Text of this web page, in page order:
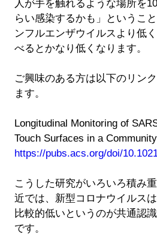
人が手を触れるような場所を
らい感染するかも」というこ
ンフルエンザウイルスより低
べるとかなり低くなります。
ご興味のある方は以下のリン
ます。
Longitudinal Monitoring of
Touch Surfaces in a
https://pubs.acs.org/doi/
こうした研究がいろいろ積み
近では、新型コロナウイルス
比較的低いというのが共通認
です。